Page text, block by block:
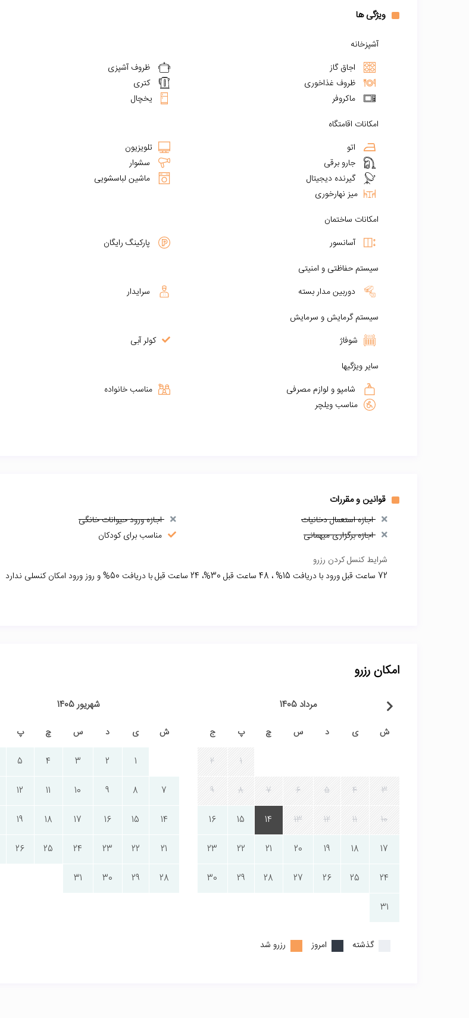
ویژگی ها
آشپزخانه
اجاق گاز
ظروف آشپزی
ظروف غذاخوری
کتری
ماکروفر
یخچال
امکانات اقامتگاه
اتو
تلویزیون
جارو برقی
سشوار
گیرنده دیجیتال
ماشین لباسشویی
میز نهارخوری
امکانات ساختمان
آسانسور
پارکینگ رایگان
سیستم حفاظتی و امنیتی
دوربین مدار بسته
سرایدار
سیستم گرمایش و سرمایش
شوفاژ
کولر آبی
سایر ویژگیها
شامپو و لوازم مصرفی
مناسب خانواده
مناسب ویلچر
قوانین و مقررات
اجازه استعمال دخانیات
اجازه ورود حیوانات خانگی
اجازه برگزاری میهمانی
مناسب برای کودکان
شرایط کنسل کردن رزرو
72 ساعت قبل ورود با دریافت 15% ، 48 ساعت قبل 30%، 24 ساعت قبل با دریافت 50% و روز ورود امکان کنسلی ندارد
امکان رزرو
مرداد 1405
ش ی د س چ پ ج
1
2
3
4
5
6
7
8
9
10
11
12
13
14
15
16
17
18
19
20
21
22
23
24
25
26
27
28
29
30
31
شهریور 1405
ش ی د س چ پ
1
2
3
4
5
7
8
9
10
11
12
14
15
16
17
18
19
21
22
23
24
25
26
28
29
30
31
گذشته امروز رزرو شد